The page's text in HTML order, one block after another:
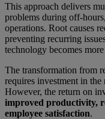
This approach delivers
problems during off-
operations. Root causes
preventing recurring
technology becomes
The transformation from
requires investment in the
However, the return on
improved productivity,
employee satisfaction.